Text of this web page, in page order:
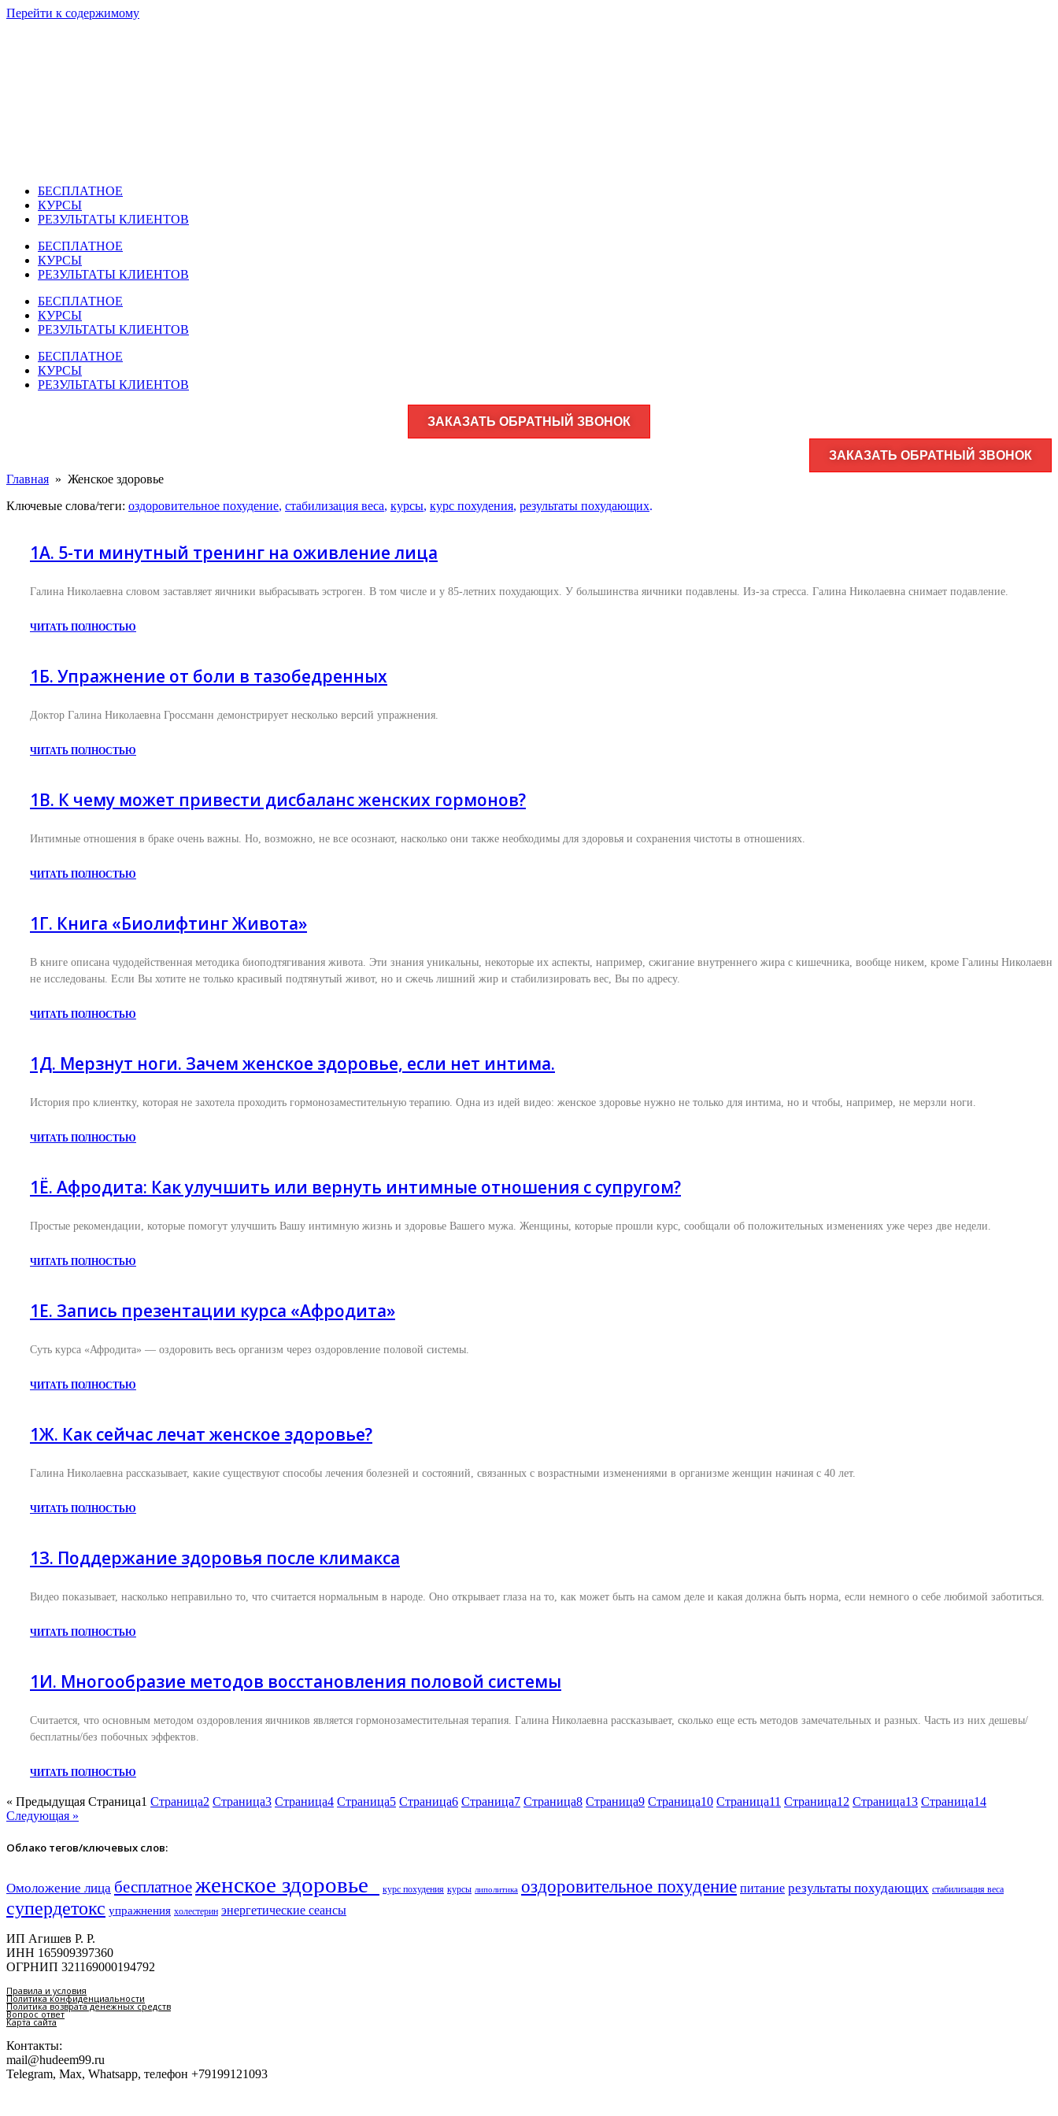
Перейти к содержимому
БЕСПЛАТНОЕ
КУРСЫ
РЕЗУЛЬТАТЫ КЛИЕНТОВ
БЕСПЛАТНОЕ
КУРСЫ
РЕЗУЛЬТАТЫ КЛИЕНТОВ
БЕСПЛАТНОЕ
КУРСЫ
РЕЗУЛЬТАТЫ КЛИЕНТОВ
БЕСПЛАТНОЕ
КУРСЫ
РЕЗУЛЬТАТЫ КЛИЕНТОВ
ЗАКАЗАТЬ ОБРАТНЫЙ ЗВОНОК
ЗАКАЗАТЬ ОБРАТНЫЙ ЗВОНОК
Главная » Женское здоровье​
Ключевые слова/теги: оздоровительное похудение, стабилизация веса, курсы, курс похудения, результаты похудающих.
1А. 5-ти минутный тренинг на оживление лица​
Галина Николаевна словом заставляет яичники выбрасывать эстроген. В том числе и у 85-летних похудающих. У большинства яичники подавлены. Из-за стресса. Галина Николаевна снимает подавление.
ЧИТАТЬ ПОЛНОСТЬЮ
1Б. Упражнение от боли в тазобедренных
Доктор Галина Николаевна Гроссманн демонстрирует несколько версий упражнения.
ЧИТАТЬ ПОЛНОСТЬЮ
1В. К чему может привести дисбаланс женских гормонов?
Интимные отношения в браке очень важны. Но, возможно, не все осознают, насколько они также необходимы для здоровья и сохранения чистоты в отношениях.
ЧИТАТЬ ПОЛНОСТЬЮ
1Г. Книга «Биолифтинг Живота»
В книге описана чудодейственная методика биоподтягивания живота. Эти знания уникальны, некоторые их аспекты, например, сжигание внутреннего жира с кишечника, вообще никем, кроме Галины
не исследованы. Если Вы хотите не только красивый подтянутый живот, но и сжечь лишний жир и стабилизировать вес, Вы по адресу.
ЧИТАТЬ ПОЛНОСТЬЮ
1Д. Мерзнут ноги. Зачем женское здоровье, если нет интима.
История про клиентку, которая не захотела проходить гормонозаместительную терапию. Одна из идей видео: женское здоровье нужно не только для интима, но и чтобы, например, не мерзли ноги.
ЧИТАТЬ ПОЛНОСТЬЮ
1Ё. Афродита: Как улучшить или вернуть интимные отношения с супругом?
Простые рекомендации, которые помогут улучшить Вашу интимную жизнь и здоровье Вашего мужа. Женщины, которые прошли курс, сообщали об положительных изменениях уже через две недели.
ЧИТАТЬ ПОЛНОСТЬЮ
1Е. Запись презентации курса «Афродита»
Суть курса «Афродита» — оздоровить весь организм через оздоровление половой системы.
ЧИТАТЬ ПОЛНОСТЬЮ
1Ж. Как сейчас лечат женское здоровье?
Галина Николаевна рассказывает, какие существуют способы лечения болезней и состояний, связанных с возрастными изменениями в организме женщин начиная с 40 лет.
ЧИТАТЬ ПОЛНОСТЬЮ
1З. Поддержание здоровья после климакса
Видео показывает, насколько неправильно то, что считается нормальным в народе. Оно открывает глаза на то, как может быть на самом деле и какая должна быть норма, если немного о себе любимой заботиться.
ЧИТАТЬ ПОЛНОСТЬЮ
1И. Многообразие методов восстановления половой системы
Считается, что основным методом оздоровления яичников является гормонозаместительная терапия. Галина Николаевна рассказывает, сколько еще есть методов замечательных и разных. Часть из них дешевы/
бесплатны/без побочных эффектов.
ЧИТАТЬ ПОЛНОСТЬЮ
« Предыдущая Страница1 Страница2 Страница3 Страница4 Страница5 Страница6 Страница7 Страница8 Страница9 Страница10 Страница11 Страница12 Страница13 Страница14
Следующая »
Облако тегов/ключевых слов:
Омоложение лица бесплатноеженское здоровье​ курс похудения курсы липолитика оздоровительное похудение питание результаты похудающих стабилизация веса
супердетокс упражнения холестерин энергетические сеансы
ИП Агишев Р. Р.
ИНН 165909397360
ОГРНИП 321169000194792
Правила и условия
Политика конфиденциальности
Политика возврата денежных средств
Вопрос ответ
Карта сайта
Контакты:
mail@hudeem99.ru
Telegram, Max, Whatsapp, телефон +79199121093